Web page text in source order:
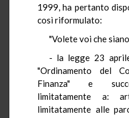
1999, ha pertanto
così riformulato:
"Volete voi che
- la legge 23
"Ordinamento del
Finanza" e
limitatamente a:
limitatamente alle